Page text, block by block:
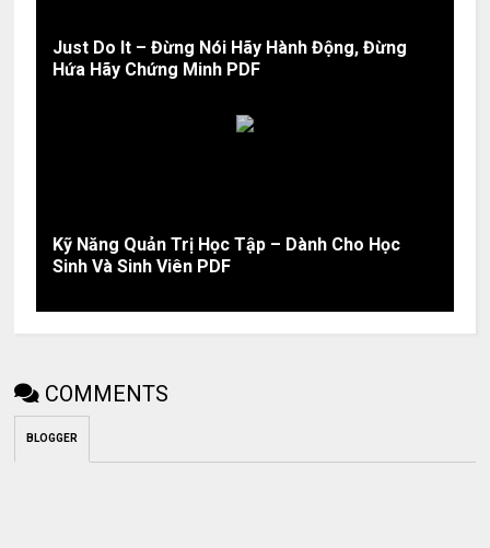
Just Do It – Đừng Nói Hãy Hành Động, Đừng
Hứa Hãy Chứng Minh PDF
Kỹ Năng Quản Trị Học Tập – Dành Cho Học
Sinh Và Sinh Viên PDF
COMMENTS
BLOGGER